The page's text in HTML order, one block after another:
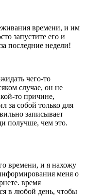
времени, и им
запустите его и
последние недели!
чего-то
случае, он не
то причине,
за собой только для
записывает
получше, чем это.
времени, и я нахожу
меня о
время
в любой день, чтобы